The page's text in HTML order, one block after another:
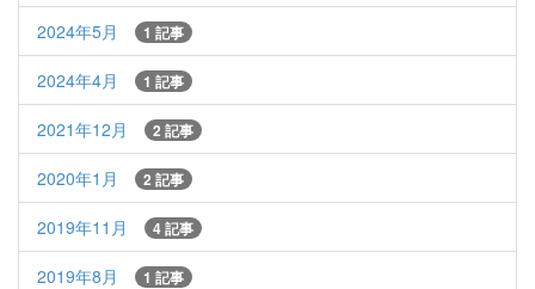
2024年5月 1 記事
2024年4月 1 記事
2021年12月 2 記事
2020年1月 2 記事
2019年11月 4 記事
2019年8月 1 記事